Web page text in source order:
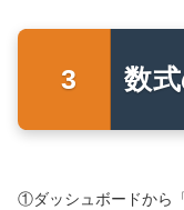
数
①ダッシュボードから